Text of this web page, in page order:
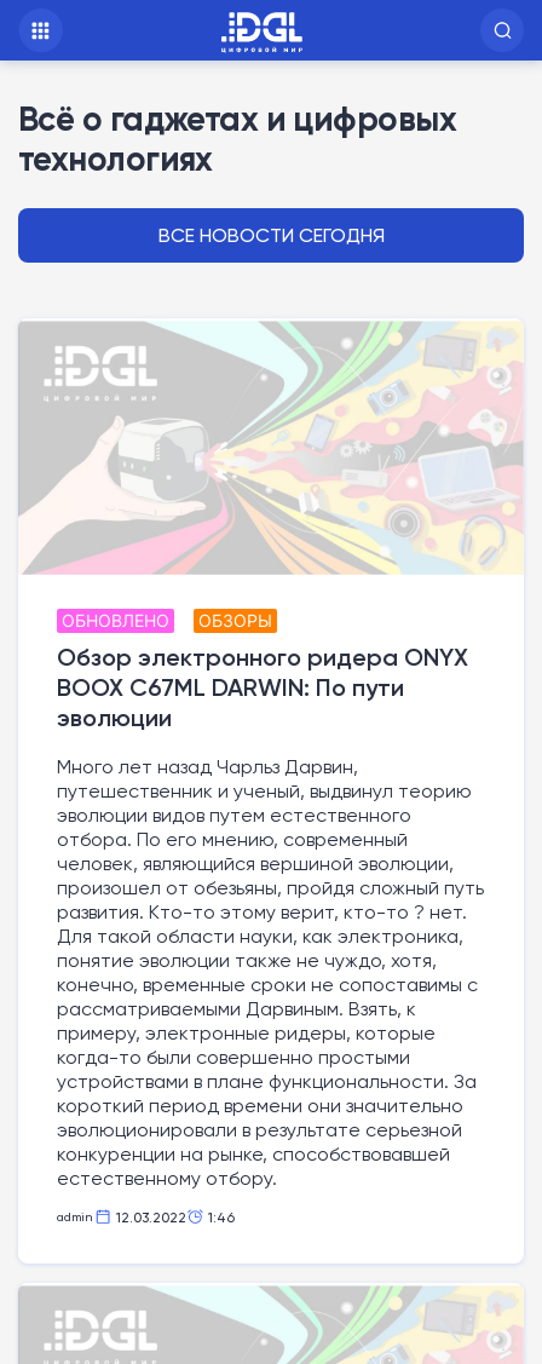
ВСЕ НОВОСТИ СЕГОДНЯ
Всё о гаджетах и цифровых
технологиях
ОБНОВЛЕНО ОБЗОРЫ
Обзор электронного ридера ONYX
BOOX C67ML DARWIN: По пути
эволюции
Много лет назад Чарльз Дарвин,
путешественник и ученый, выдвинул теорию
эволюции видов путем естественного
отбора. По его мнению, современный
человек, являющийся вершиной эволюции,
произошел от обезьяны, пройдя сложный путь
развития. Кто-то этому верит, кто-то ? нет.
Для такой области науки, как электроника,
понятие эволюции также не чуждо, хотя,
конечно, временные сроки не сопоставимы с
рассматриваемыми Дарвиным. Взять, к
примеру, электронные ридеры, которые
когда-то были совершенно простыми
устройствами в плане функциональности. За
короткий период времени они значительно
эволюционировали в результате серьезной
конкуренции на рынке, способствовавшей
естественному отбору.
admin 12.03.2022 1:46